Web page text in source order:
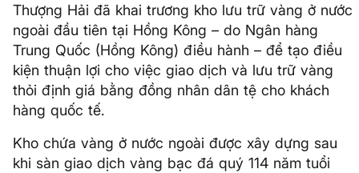
Thượng Hải đã khai trương kho lưu trữ vàng ở nước
ngoài đầu tiên tại Hồng Kông – do Ngân hàng
Trung Quốc (Hồng Kông) điều hành – để tạo điều
kiện thuận lợi cho việc giao dịch và lưu trữ vàng
thỏi định giá bằng đồng nhân dân tệ cho khách
hàng quốc tế.
Kho chứa vàng ở nước ngoài được xây dựng sau
khi sàn giao dịch vàng bạc đá quý 114 năm tuổi